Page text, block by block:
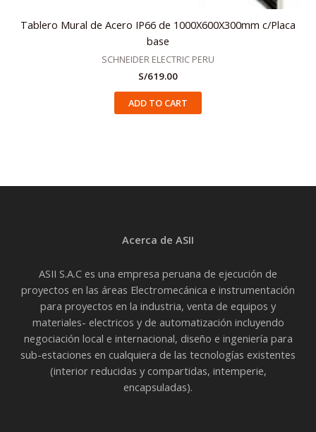
Tablero Mural de Acero IP66 de 1000X600X300mm c/Placa
base
SCHNEIDER ELECTRIC PERU
S/619.00
ADD TO CART
Acerca de ASII
ASII S.A.C es una empresa peruana de ejecución de
proyectos en las áreas Electromecánica e instrumentación
para proyectos en la industria, venta de equipos y
materiales- electricos y de automatización incluyendo
negociación local e internacional, diseño e ingeniería para
sub-estaciones en cualquiera de las tecnologías existentes
(interior reducidas y compartidas, intemperie,
encapsuladas).